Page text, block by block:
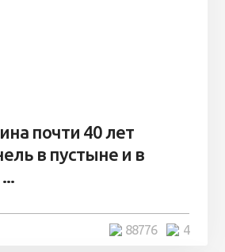
почти 40 лет
в пустыне и в
4
88776